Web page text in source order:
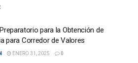
para la Obtención de
para Corredor de Valores
ENERO 31, 2025 0